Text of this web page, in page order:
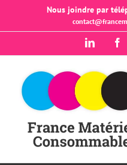
Nous joindre par
LinkedIn